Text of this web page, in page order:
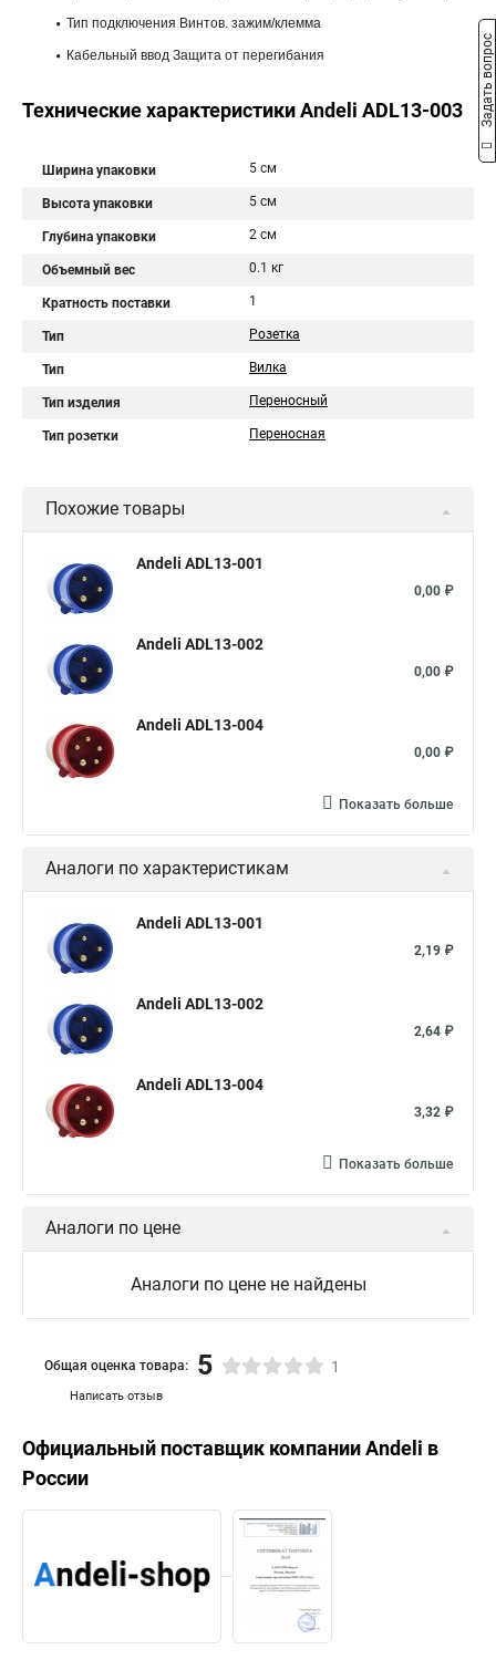
Тип подключения Винтов. зажим/клемма
Кабельный ввод Защита от перегибания
Технические характеристики Andeli ADL13-003
Ширина упаковки 5 см
Высота упаковки 5 см
Глубина упаковки 2 см
Объемный вес 0.1 кг
Кратность поставки 1
Тип Розетка
Тип Вилка
Тип изделия Переносный
Тип розетки Переносная
Похожие товары
Andeli ADL13-001
0,00 ₽
Andeli ADL13-002
0,00 ₽
Andeli ADL13-004
0,00 ₽
Показать больше
Аналоги по характеристикам
Andeli ADL13-001
2,19 ₽
Andeli ADL13-002
2,64 ₽
Andeli ADL13-004
3,32 ₽
Показать больше
Аналоги по цене
Аналоги по цене не найдены
Написать отзыв
Общая оценка товара: 5 1
Официальный поставщик компанииAndeli в
России
Задать вопрос